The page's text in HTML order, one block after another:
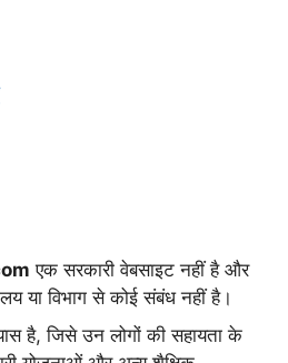
एक सरकारी वेबसाइट नहीं है और
या विभाग से कोई संबंध नहीं है।
है, जिसे उन लोगों की सहायता के